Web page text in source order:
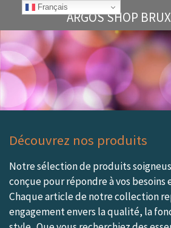
Passer
au
contenu
principal
ARGOSSHOP
Découvrez nos produits
Notre sélection de produits
conçue pour répondre à vos besoins
Chaque article de notre collection
engagement envers la qualité, la
Français
Français